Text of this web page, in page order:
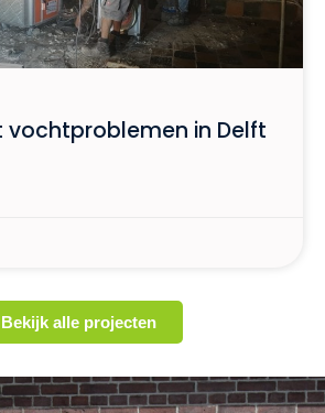
vochtproblemen in Delft
Bekijk alle projecten